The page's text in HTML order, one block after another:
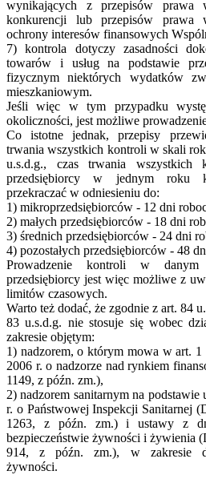
wynikających z przepisów prawa
konkurencji lub przepisów prawa
ochrony interesów finansowych
7) kontrola dotyczy zasadności
towarów i usług na podstawie
fizycznym niektórych wydatków
mieszkaniowym.
Jeśli więc w tym przypadku
okoliczności, jest możliwe
Co istotne jednak, przepisy
trwania wszystkich kontroli w skali
u.s.d.g., czas trwania
przedsiębiorcy w jednym roku
przekraczać w odniesieniu do:
1) mikroprzedsiębiorców - 12 dni
2) małych przedsiębiorców - 18 dni
3) średnich przedsiębiorców - 24 dni
4) pozostałych przedsiębiorców - 48
Prowadzenie kontroli w
przedsiębiorcy jest więc możliwe z
limitów czasowych.
Warto też dodać, że zgodnie z art. 84
83 u.s.d.g. nie stosuje się wobec
zakresie objętym:
1) nadzorem, o którym mowa w art.
2006 r. o nadzorze nad rynkiem
1149, z późn. zm.),
2) nadzorem sanitarnym na
r. o Państwowej Inspekcji Sanitarnej
1263, z późn. zm.) i ustawy z
bezpieczeństwie żywności i żywienia
914, z późn. zm.), w zakresie
żywności.